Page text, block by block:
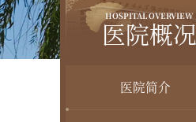
HOSPITAL OVERVIEW
医院概况
医院简介